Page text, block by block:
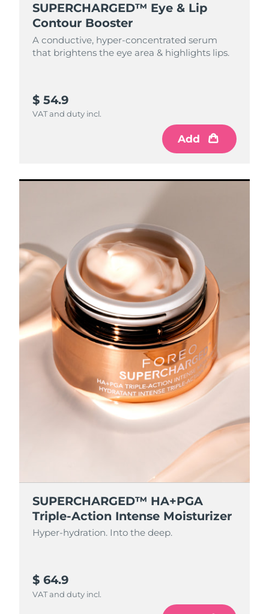
SUPERCHARGED™ Eye & Lip
Contour Booster
A conductive, hyper-concentrated serum
that brightens the eye area & highlights lips.
$ 54.9
VAT and duty incl.
Add
SUPERCHARGED™ HA+PGA
Triple-Action Intense Moisturizer
Hyper-hydration. Into the deep.
$ 64.9
VAT and duty incl.